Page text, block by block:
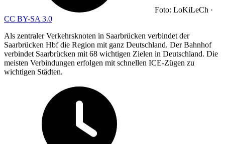
Foto: LoKiLeCh ·
CC BY-SA 3.0
Als zentraler Verkehrsknoten in Saarbrücken verbindet der
Saarbrücken Hbf die Region mit ganz Deutschland. Der Bahnhof
verbindet Saarbrücken mit 68 wichtigen Zielen in Deutschland. Die
meisten Verbindungen erfolgen mit schnellen ICE-Zügen zu
wichtigen Städten.